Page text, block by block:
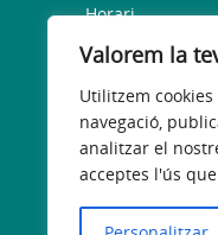
Valorem la
Utilitzem
navegació,
analitzar el
acceptes l'ús
Horari
De dilluns a
Avís legal